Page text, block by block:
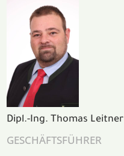
Dipl.-Ing. Thomas Leitner
GESCHÄFTSFÜHRER